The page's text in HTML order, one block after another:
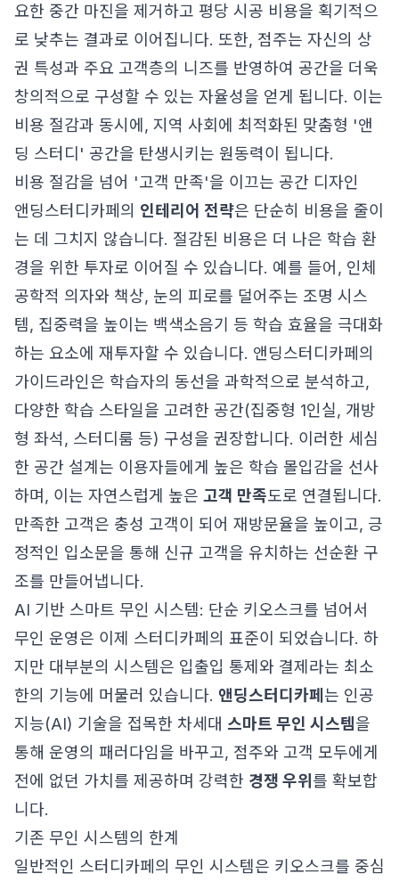
요한 중간 마진을 제거하고 평당 시공 비용을 획기적으
로 낮추는 결과로 이어집니다. 또한, 점주는 자신의 상
권 특성과 주요 고객층의 니즈를 반영하여 공간을 더욱
창의적으로 구성할 수 있는 자율성을 얻게 됩니다. 이는
비용 절감과 동시에, 지역 사회에 최적화된 맞춤형 '앤
딩 스터디' 공간을 탄생시키는 원동력이 됩니다.
비용 절감을 넘어 '고객 만족'을 이끄는 공간 디자인
앤딩스터디카페의 인테리어 전략은 단순히 비용을 줄이
는 데 그치지 않습니다. 절감된 비용은 더 나은 학습 환
경을 위한 투자로 이어질 수 있습니다. 예를 들어, 인체
공학적 의자와 책상, 눈의 피로를 덜어주는 조명 시스
템, 집중력을 높이는 백색소음기 등 학습 효율을 극대화
하는 요소에 재투자할 수 있습니다. 앤딩스터디카페의
가이드라인은 학습자의 동선을 과학적으로 분석하고,
다양한 학습 스타일을 고려한 공간(집중형 1인실, 개방
형 좌석, 스터디룸 등) 구성을 권장합니다. 이러한 세심
한 공간 설계는 이용자들에게 높은 학습 몰입감을 선사
하며, 이는 자연스럽게 높은 고객 만족도로 연결됩니다.
만족한 고객은 충성 고객이 되어 재방문율을 높이고, 긍
정적인 입소문을 통해 신규 고객을 유치하는 선순환 구
조를 만들어냅니다.
AI 기반 스마트 무인 시스템: 단순 키오스크를 넘어서
무인 운영은 이제 스터디카페의 표준이 되었습니다. 하
지만 대부분의 시스템은 입출입 통제와 결제라는 최소
한의 기능에 머물러 있습니다. 앤딩스터디카페 는 인공
지능(AI) 기술을 접목한 차세대 스마트 무인 시스템을
통해 운영의 패러다임을 바꾸고, 점주와 고객 모두에게
전에 없던 가치를 제공하며 강력한 경쟁 우위 를 확보합
니다.
기존 무인 시스템의 한계
일반적인 스터디카페의 무인 시스템은 키오스크를 중심